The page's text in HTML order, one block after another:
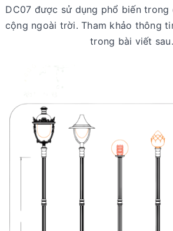
DC07 được sử dụng phổ biến
cộng ngoài trời. Tham khảo thông
trong bài viết sau.